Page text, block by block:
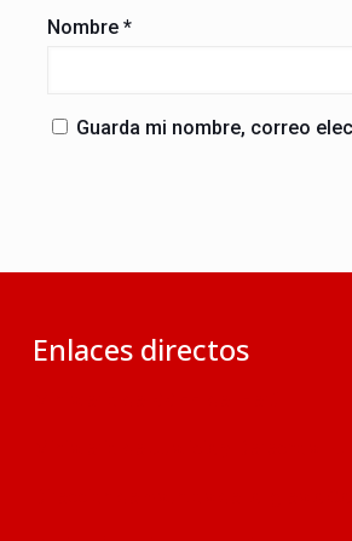
Nombre *
Guarda mi nombre, correo
Enlaces directos